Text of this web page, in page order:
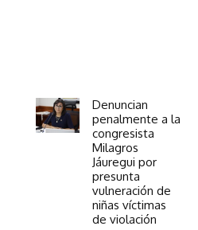
Denuncian
penalmente a la
congresista
Milagros
Jáuregui por
presunta
vulneración de
niñas víctimas
de violación